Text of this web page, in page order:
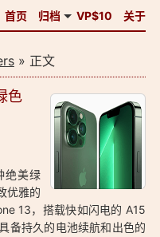
首页 归档 VP$10 关于
» 正文
色
绝美绿
优雅的
13，搭载快如闪电的 A15
备持久的电池续航和出色的